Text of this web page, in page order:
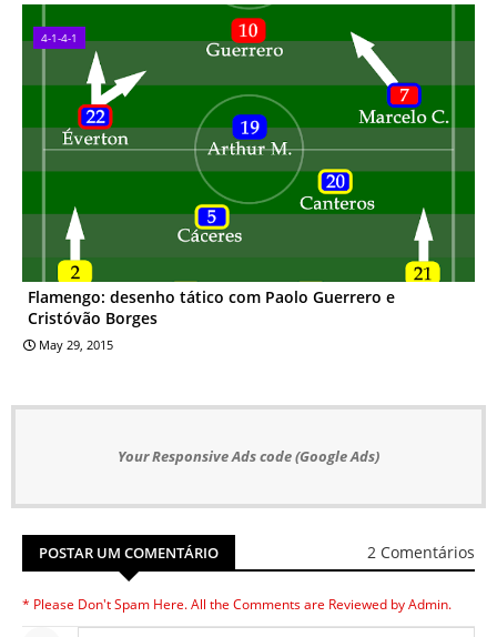
4-1-4-1
Flamengo: desenho tático com Paolo Guerrero e
Cristóvão Borges
May 29, 2015
Your Responsive Ads code (Google Ads)
POSTAR UM COMENTÁRIO 2 Comentários
* Please Don't Spam Here. All the Comments are Reviewed by Admin.